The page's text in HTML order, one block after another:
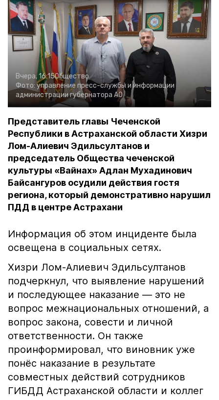
Вчера, 16:15Общество
Фото: управление пресс-службы и информации
администрации губернатора АО
Представитель главы Чеченской
Республики в Астраханской области Хизри
Лом-Алиевич Эдильсултанов и
председатель Общества чеченской
культуры «Вайнах» Адлан Мухадинович
Байсангуров осудили действия гостя
региона, который демонстративно нарушил
ПДД в центре Астрахани
Информация об этом инциденте была
освещена в социальных сетях.
Хизри Лом-Алиевич Эдильсултанов
подчеркнул, что выявление нарушений
и последующее наказание — это не
вопрос межнациональных отношений, а
вопрос закона, совести и личной
ответственности. Он также
проинформировал, что виновник уже
понёс наказание в результате
совместных действий сотрудников
ГИБДД Астраханской области и коллег